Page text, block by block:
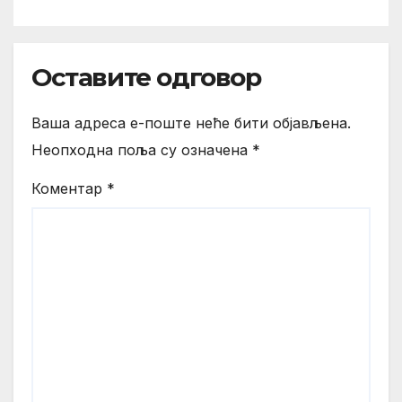
Оставите одговор
Ваша адреса е-поште неће бити објављена.
Неопходна поља су означена *
Коментар *